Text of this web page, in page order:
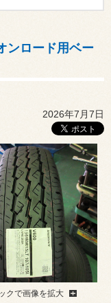
ンロード用ベー
2026年7月7日
クで画像を拡大